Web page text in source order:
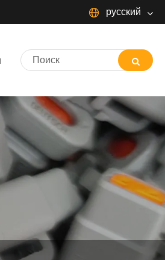
русский